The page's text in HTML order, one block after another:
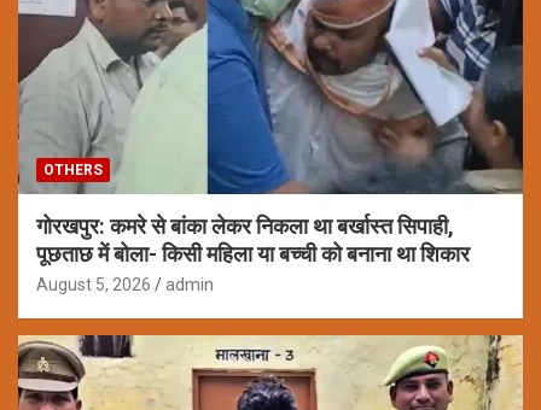
OTHERS
गोरखपुर: कमरे से बांका लेकर निकला था बर्खास्त सिपाही,
पूछताछ में बोला- किसी महिला या बच्ची को बनाना था शिकार
August 5, 2026 admin